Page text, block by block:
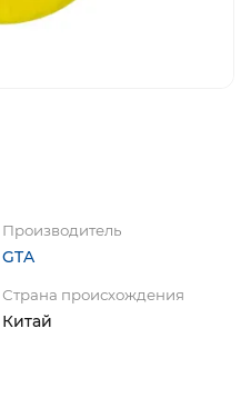
Производитель
GTA
Страна происхождения
Китай